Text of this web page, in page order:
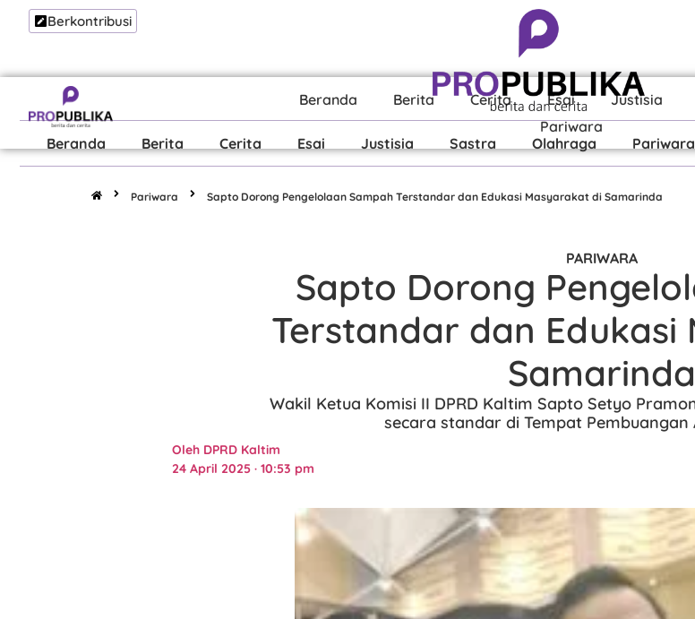
Berkontribusi
Beranda Berita Cerita Esai Justisia Sastra Olahraga Pariwara
Beranda Berita Cerita Esai Justisia
Pariwara
Pariwara Sapto Dorong Pengelolaan Sampah Terstandar dan Edukasi Masyarakat di Samarinda
PARIWARA
Sapto Dorong
Terstandar dan Edukasi
Samarinda
Wakil Ketua Komisi II DPRD Kaltim Sapto Setyo
secara standar di Tempat Pembuangan
Oleh DPRD Kaltim
24 April 2025 · 10:53 pm